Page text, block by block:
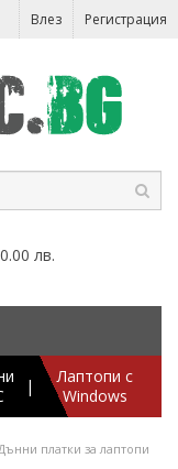
Влез Регистрация
лв.
|
Лаптопи с
Windows
платки за лаптопи